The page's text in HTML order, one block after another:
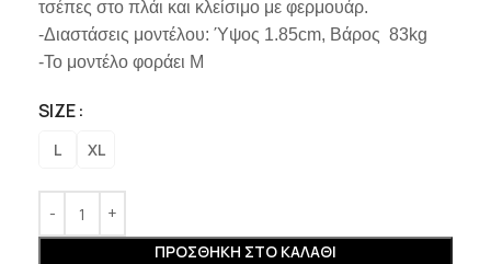
τσέπες στο πλάι και κλείσιμο με φερμουάρ.
-Διαστάσεις μοντέλου: Ύψος 1.85cm, Βάρος 83kg
-Το μοντέλο φοράει M
SIZE
L XL
ΠΡΟΣΘΉΚΗ ΣΤΟ ΚΑΛΆΘΙ